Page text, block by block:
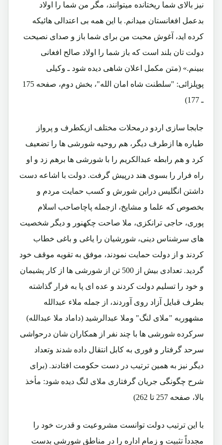
نیز بالای شما ریختانده میتوانند، مگر من شما را اولاد
بدعمل افغانستان میدانم. با این همه بی اعتدالی هائیکه
کرده اید، آغوش محبت من برای شما باز و صدای نصیحت
دولت تان بلند است که باز شما را اولاد صالح افغانی
ببینم.» (متن مکمل اعلان شاهی دیده شود ـ وکیلی
پوپلزائی: "سلطنت شاه امان الله"، بخش دوم، صفحه 175
ـ 177)
جابجا سازی اردو درمحلات مختلف ازیکطرف و پرواز
طیاره ها ازطرف دیگر، هم روحیه شورشی ها را تضعیف
کرد و هم رابطه عبدالکریم را با شورشی ها برهم زد و او
راه فرار را بسوی هند درپیش گرفت. دولت با اشاعه دست
داشتن انگلیس دراین شورش و کسب حمایت مردم و
بخصوص که علما و مشایخ، ازجمله پاچاصاحب اسلام
پوری، حاجی ترانکزی، ملا صاحت چکهنور و دیگر شخصیت
های سرشناس دینی، شورشیان را یاغی و باغی خطاب
کردند و از دولت حمایت نمودند، موفق به تقویه موقف خود
گردید. تعدادی بیش از 500 تن از شورشی ها از کار پشیمان
و خود را تسلیم دولت کردند و عده ای پا به فرار گذاشته
بطرف قبایل آزاد روی آوردند، از جمله ملاء عبدالله
مشهوربه "ملای لنگ" وملا عبدالرشید (داماد ملا عبدالله)
سرکرده شورشی ها با چند نفر از همکاران شان درحواشی
سرحد گرفتار و فوری به کابل انتقال داده شدند وتعداد
دیگر نیز به همین ترتیب در دست حکومت افتادند. (برای
شرح چگونگی جریان گرفتاری ملای لنگ دیده شود: مأخذ
بالا، صفحه 257 تا 262)
با این ترتیب دولت توانست مشروعیت و قدرت خود را
مجدداً تثبیت و زمام اداره را در مناطق شورشی بدست